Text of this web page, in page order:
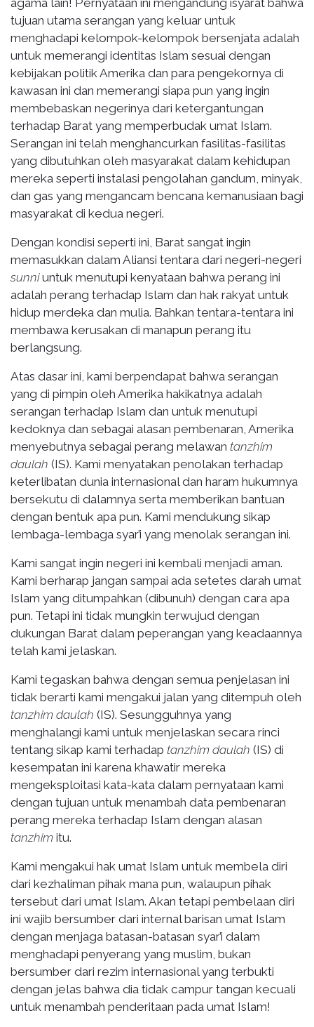
tujuan utama serangan yang keluar untuk
menghadapi kelompok-kelompok bersenjata adalah
untuk memerangi identitas Islam sesuai dengan
kebijakan politik Amerika dan para pengekornya di
kawasan ini dan memerangi siapa pun yang ingin
membebaskan negerinya dari ketergantungan
terhadap Barat yang memperbudak umat Islam.
Serangan ini telah menghancurkan fasilitas-fasilitas
yang dibutuhkan oleh masyarakat dalam kehidupan
mereka seperti instalasi pengolahan gandum, minyak,
dan gas yang mengancam bencana kemanusiaan bagi
masyarakat di kedua negeri.
Dengan kondisi seperti ini, Barat sangat ingin
memasukkan dalam Aliansi tentara dari negeri-negeri
sunniuntuk menutupi kenyataan bahwa perang ini
adalah perang terhadap Islam dan hak rakyat untuk
hidup merdeka dan mulia. Bahkan tentara-tentara ini
membawa kerusakan di manapun perang itu
berlangsung.
Atas dasar ini, kami berpendapat bahwa serangan
yang di pimpin oleh Amerika hakikatnya adalah
serangan terhadap Islam dan untuk menutupi
kedoknya dan sebagai alasan pembenaran, Amerika
menyebutnya sebagai perang melawan tanzhim
daulah (IS). Kami menyatakan penolakan terhadap
keterlibatan dunia internasional dan haram hukumnya
bersekutu di dalamnya serta memberikan bantuan
dengan bentuk apa pun. Kami mendukung sikap
lembaga-lembaga syar’i yang menolak serangan ini.
Kami sangat ingin negeri ini kembali menjadi aman.
Kami berharap jangan sampai ada setetes darah umat
Islam yang ditumpahkan (dibunuh) dengan cara apa
pun. Tetapi ini tidak mungkin terwujud dengan
dukungan Barat dalam peperangan yang keadaannya
telah kami jelaskan.
Kami tegaskan bahwa dengan semua penjelasan ini
tidak berarti kami mengakui jalan yang ditempuh oleh
tanzhim daulah (IS). Sesungguhnya yang
menghalangi kami untuk menjelaskan secara rinci
tentang sikap kami terhadap tanzhim daulah (IS) di
kesempatan ini karena khawatir mereka
mengeksploitasi kata-kata dalam pernyataan kami
dengan tujuan untuk menambah data pembenaran
perang mereka terhadap Islam dengan alasan
tanzhim itu.
Kami mengakui hak umat Islam untuk membela diri
dari kezhaliman pihak mana pun, walaupun pihak
tersebut dari umat Islam. Akan tetapi pembelaan diri
ini wajib bersumber dari internal barisan umat Islam
dengan menjaga batasan-batasan syar’i dalam
menghadapi penyerang yang muslim, bukan
bersumber dari rezim internasional yang terbukti
dengan jelas bahwa dia tidak campur tangan kecuali
untuk menambah penderitaan pada umat Islam!